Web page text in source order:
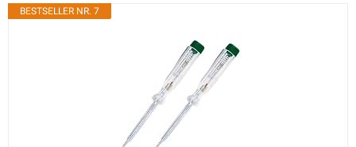
BESTSELLER NR. 7